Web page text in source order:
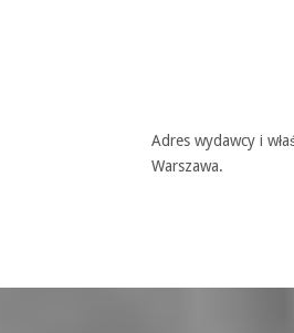
Adres wydawcy i
Warszawa.